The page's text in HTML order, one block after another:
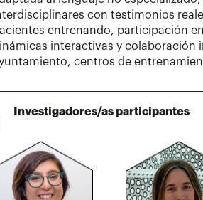
con testimonios
entrenando, participación
interactivas y colaboración
centros de
Investigadores/as participantes